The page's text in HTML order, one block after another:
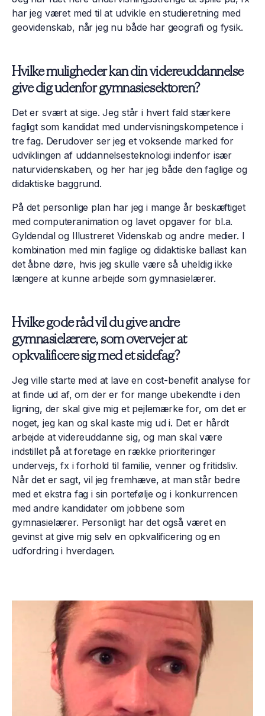
har jeg været med til at udvikle en studieretning med
geovidenskab, når jeg nu både har geografi og fysik.
Hvilke muligheder kan din videreuddannelse
give dig udenfor gymnasiesektoren?
Det er svært at sige. Jeg står i hvert fald stærkere
fagligt som kandidat med undervisningskompetence i
tre fag. Derudover ser jeg et voksende marked for
udviklingen af uddannelsesteknologi indenfor især
naturvidenskaben, og her har jeg både den faglige og
didaktiske baggrund.
På det personlige plan har jeg i mange år beskæftiget
med computeranimation og lavet opgaver for bl.a.
Gyldendal og Illustreret Videnskab og andre medier. I
kombination med min faglige og didaktiske ballast kan
det åbne døre, hvis jeg skulle være så uheldig ikke
længere at kunne arbejde som gymnasielærer.
Hvilke gode råd vil du give andre
gymnasielærere, som overvejer at
opkvalificere sig med et sidefag?
Jeg ville starte med at lave en cost-benefit analyse for
at finde ud af, om der er for mange ubekendte i den
ligning, der skal give mig et pejlemærke for, om det er
noget,​ jeg kan og skal kaste mig ud i. Det er hårdt
arbejde at videreuddanne sig, og man skal være
indstillet på at foretage en række prioriteringer
undervejs, fx i forhold til familie, venner og fritidsliv.
Når det er sagt, vil jeg fremhæve, at man står bedre
med et ekstra fag i sin portefølje og i konkurrencen
med andre kandidater om jobbene som
gymnasielærer. Personligt har det også været en
gevinst at give mig selv en opkvalificering og en
udfordring i hverdagen.